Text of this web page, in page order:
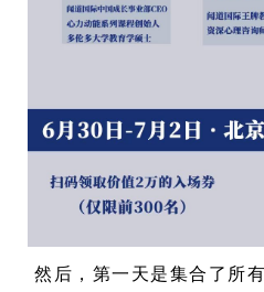
然后，第一天是集合了所